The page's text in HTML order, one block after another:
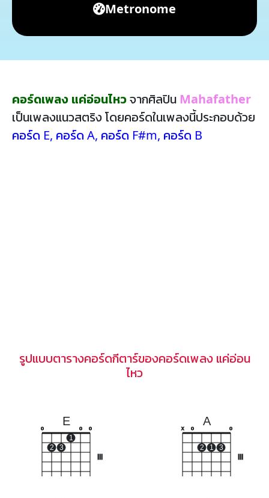
Metronome
คอร์ดเพลง แค่อ่อนไหวจากศิลปิน Mahafather
เป็นเพลงแนวสตริง โดยคอร์ดในเพลงนี้ประกอบด้วย
คอร์ด E, คอร์ด A, คอร์ด F#m, คอร์ด B
รูปแบบตารางคอร์ดกีตาร์ของคอร์ดเพลง แค่อ่อน
ไหว
E
o
2 3
1
o o
A
x o
2 1 3
o